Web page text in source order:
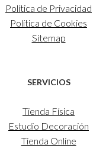
Política de Privacidad
Política de Cookies
Sitemap
SERVICIOS
Tienda Física
Estudio Decoración
Tienda Online